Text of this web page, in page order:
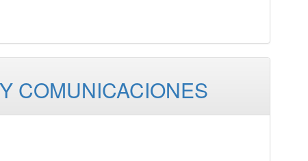
COMUNICACIONES